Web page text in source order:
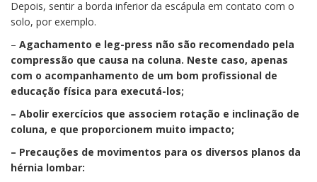
Depois, sentir a borda inferior da escápula em contato com o
solo, por exemplo.
– Agachamento e leg-press não são recomendado pela
compressão que causa na coluna. Neste caso, apenas
com o acompanhamento de um bom profissional de
educação física para executá-los;
– Abolir exercícios que associem rotação e inclinação de
coluna, e que proporcionem muito impacto;
– Precauções de movimentos para os diversos planos da
hérnia lombar: